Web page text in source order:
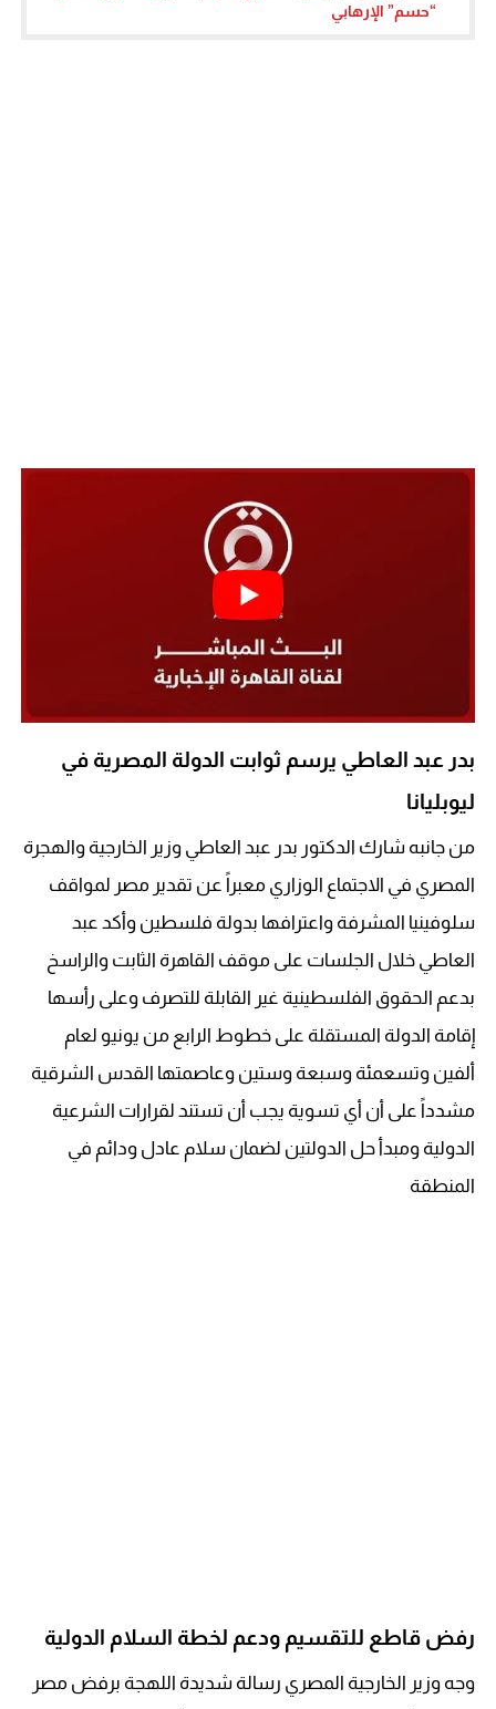
“حسم” الإرهابي
بدر عبد العاطي يرسم ثوابت الدولة المصرية في
ليوبليانا
من جانبه شارك الدكتور بدر عبد العاطي وزير الخارجية والهجرة
المصري في الاجتماع الوزاري معبراً عن تقدير مصر لمواقف
سلوفينيا المشرفة واعترافها بدولة فلسطين وأكد عبد
العاطي خلال الجلسات على موقف القاهرة الثابت والراسخ
بدعم الحقوق الفلسطينية غير القابلة للتصرف وعلى رأسها
إقامة الدولة المستقلة على خطوط الرابع من يونيو لعام
ألفين وتسعمئة وسبعة وستين وعاصمتها القدس الشرقية
مشدداً على أن أي تسوية يجب أن تستند لقرارات الشرعية
الدولية ومبدأ حل الدولتين لضمان سلام عادل ودائم في
المنطقة
رفض قاطع للتقسيم ودعم لخطة السلام الدولية
وجه وزير الخارجية المصري رسالة شديدة اللهجة برفض مصر